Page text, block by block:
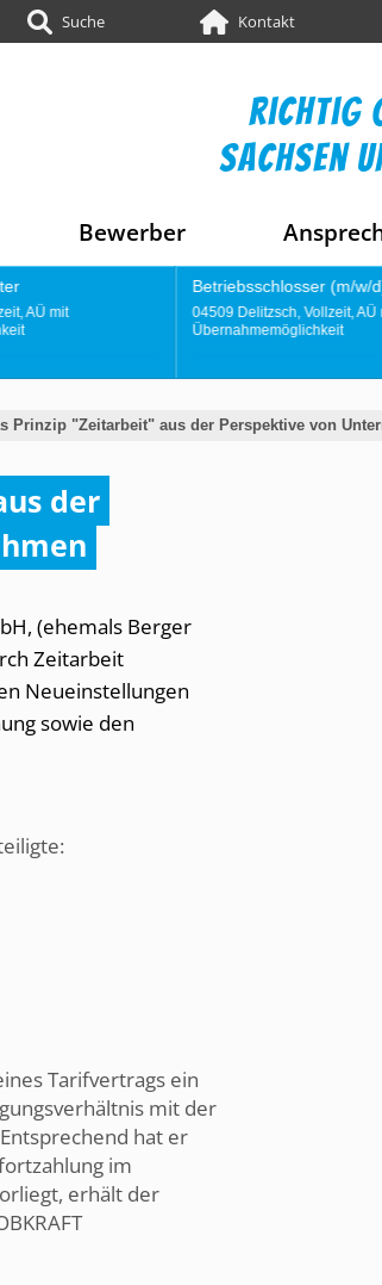
Suche Kontakt
richtig
sachsen
Bewerber
Betriebsschlosser (m/w/d)
04509 Delitzsch, Vollzeit, AÜ mit
Übernahmemöglichkeit
04249
Prinzip "Zeitarbeit" aus der Perspektive von
der
(ehemals Berger
Zeitarbeit
Neueinstellungen
sowie den
Tarifvertrags ein
mit der
hat er
im
erhält der